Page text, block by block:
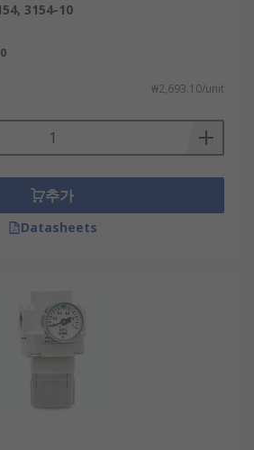
3154-10
₩2,693.10/unit
추가
Datasheets